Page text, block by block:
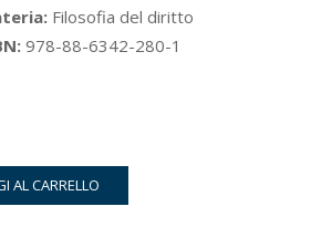
Filosofia del diritto
978-88-6342-280-1
AL CARRELLO